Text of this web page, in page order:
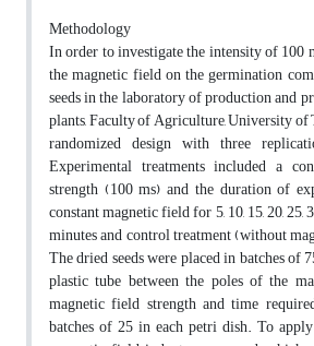
Methodology
In order to investigate the intensity of 100
the magnetic field on the ‎germination
seeds in the laboratory of production and
plants, Faculty of Agriculture, University
randomized design ‎with three
Experimental treatments included a
‎strength (100 ms) and the duration of
constant magnetic field for 5, 10, ‎‎15, 20, 25,
minutes and control treatment (without
The dried seeds were placed in batches of
plastic tube between ‎the poles of the
magnetic field strength and time
batches of 25 in each petri dish. To